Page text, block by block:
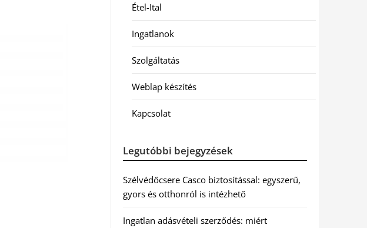
Étel-Ital
Ingatlanok
Szolgáltatás
Weblap készítés
Kapcsolat
Legutóbbi bejegyzések
Szélvédőcsere Casco biztosítással: egyszerű,
gyors és otthonról is intézhető
Ingatlan adásvételi szerződés: miért